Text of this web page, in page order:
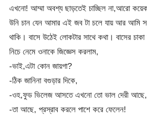
এখনো! আম্মা অবশ্য ছাড়তেই চাচ্ছিল না,আরো
উনি চান যেন আমার এই জব টা চলে যায় আর আমি
থাকি। বাসে উঠেই লোকটার সাথে কথা। বাসের
নিচে নেমে ওনাকে জিজ্ঞেস করলাম,
-ভাই,এটা কোন জায়গা?
-ঠিক জানিনা বগুড়ার দিকে,
-ওহ,ফুড ভিলেজ আসতে এখনো তো ভাল দেরী আছে,
-তা আছে, প্রস্রাব করলে পাশে করে ফেলেন!